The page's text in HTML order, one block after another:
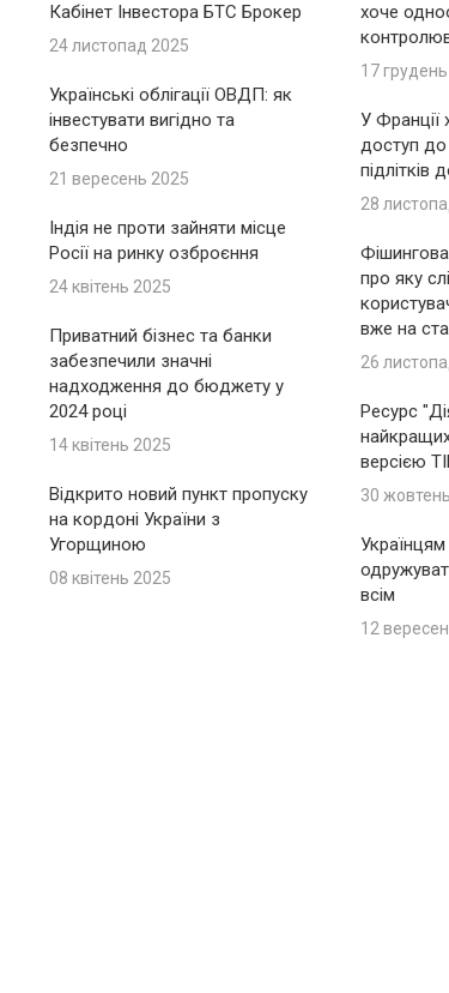
Кабінет Інвестора БТС Брокер
24 листопад 2025
Українські облігації ОВДП: як
інвестувати вигідно та
безпечно
21 вересень 2025
Індія не проти зайняти місце
Росії на ринку озброєння
24 квітень 2025
Приватний бізнес та банки
забезпечили значні
надходження до бюджету у
2024 році
14 квітень 2025
Відкрито новий пункт пропуску
на кордоні України з
Угорщиною
08 квітень 2025
хоче
17
У Франції
доступ
підлітків
28
про яку
вже на
26
Ресурс
версією
30
всім
12